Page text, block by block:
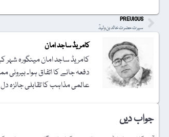
PREVIOUS
سیرت حضرت خالد بن ولیدؓ
کامریڈ ساجد امان
کامریڈ ساجد امان مینگورہ
دفعہ جانے کا اتفاق ہوا۔
عالمی مذاہب کا تقابلی
جواب دیں